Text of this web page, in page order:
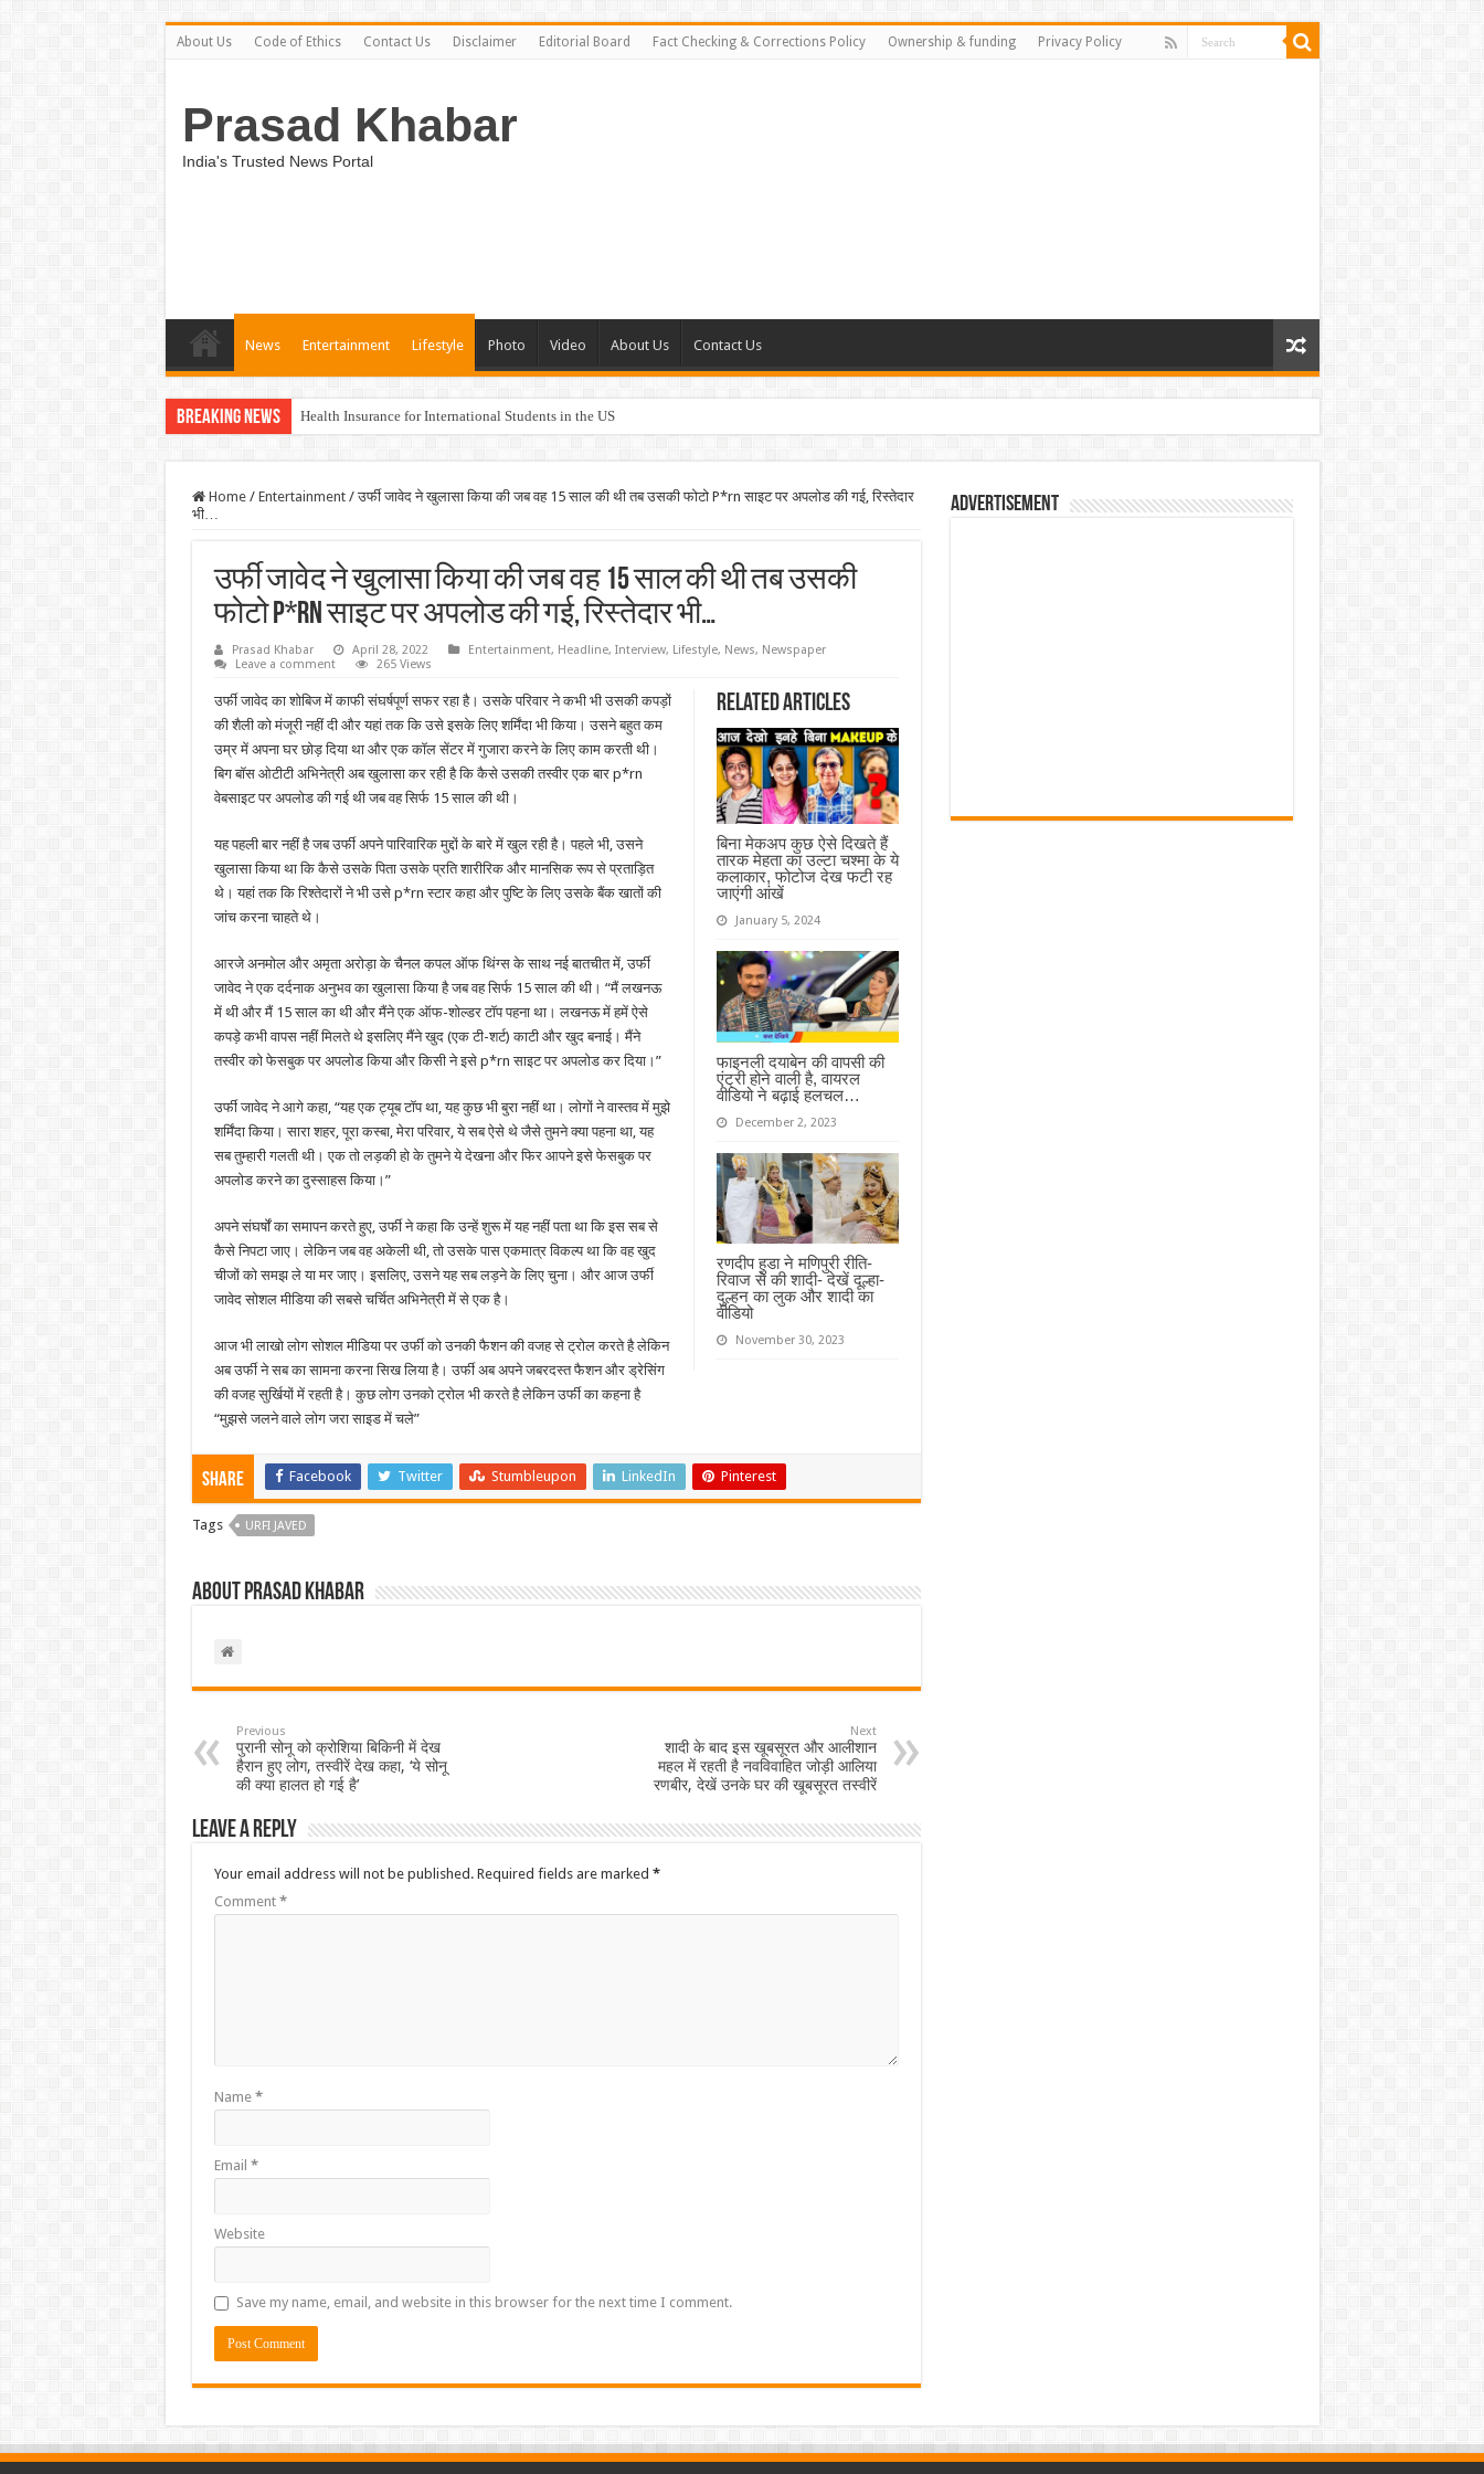
About Us Code of Ethics Contact Us Disclaimer Editorial Board Fact Checking & Corrections Policy Ownership & funding Privacy Policy
Prasad Khabar
India's Trusted News Portal
News Entertainment Lifestyle Photo Video About Us Contact Us
Breaking News Health Insurance for International Students in the US
Home / Entertainment / उर्फी जावेद ने खुलासा किया की जब वह 15 साल की थी तब उसकी फोटो P*rn साइट पर अपलोड की गई, रिस्तेदार
भी…
उर्फी जावेद ने खुलासा किया की जब वह 15 साल की थी तब उसकी
फोटो P*rn साइट पर अपलोड की गई, रिस्तेदार भी…
Prasad Khabar April 28, 2022 Entertainment, Headline, Interview, Lifestyle, News, Newspaper
Leave a comment
265 Views
Related Articles
बिना मेकअप कुछ ऐसे दिखते हैं
तारक मेहता का उल्टा चश्मा के ये
कलाकार, फोटोज देख फटी रह
जाएंगी आंखें
January 5, 2024
फाइनली दयाबेन की वापसी की
एंट्री होने वाली है, वायरल
वीडियो ने बढ़ाई हलचल…
December 2, 2023
रणदीप हुडा ने मणिपुरी रीति-
रिवाज से की शादी- देखें दूल्हा-
दुल्हन का लुक और शादी का
वीडियो
November 30, 2023
उर्फी जावेद का शोबिज में काफी संघर्षपूर्ण सफर रहा है। उसके परिवार ने कभी भी उसकी कपड़ों
की शैली को मंजूरी नहीं दी और यहां तक कि उसे इसके लिए शर्मिंदा भी किया। उसने बहुत कम
उम्र में अपना घर छोड़ दिया था और एक कॉल सेंटर में गुजारा करने के लिए काम करती थी।
बिग बॉस ओटीटी अभिनेत्री अब खुलासा कर रही है कि कैसे उसकी तस्वीर एक बार p*rn
वेबसाइट पर अपलोड की गई थी जब वह सिर्फ 15 साल की थी।
यह पहली बार नहीं है जब उर्फी अपने पारिवारिक मुद्दों के बारे में खुल रही है। पहले भी, उसने
खुलासा किया था कि कैसे उसके पिता उसके प्रति शारीरिक और मानसिक रूप से प्रताड़ित
थे। यहां तक कि रिश्तेदारों ने भी उसे p*rn स्टार कहा और पुष्टि के लिए उसके बैंक खातों की
जांच करना चाहते थे।
आरजे अनमोल और अमृता अरोड़ा के चैनल कपल ऑफ थिंग्स के साथ नई बातचीत में, उर्फी
जावेद ने एक दर्दनाक अनुभव का खुलासा किया है जब वह सिर्फ 15 साल की थी। “मैं लखनऊ
में थी और मैं 15 साल का थी और मैंने एक ऑफ-शोल्डर टॉप पहना था। लखनऊ में हमें ऐसे
कपड़े कभी वापस नहीं मिलते थे इसलिए मैंने खुद (एक टी-शर्ट) काटी और खुद बनाई। मैंने
तस्वीर को फेसबुक पर अपलोड किया और किसी ने इसे p*rn साइट पर अपलोड कर दिया।”
उर्फी जावेद ने आगे कहा, “यह एक ट्यूब टॉप था, यह कुछ भी बुरा नहीं था। लोगों ने वास्तव में मुझे
शर्मिंदा किया। सारा शहर, पूरा कस्बा, मेरा परिवार, ये सब ऐसे थे जैसे तुमने क्या पहना था, यह
सब तुम्हारी गलती थी। एक तो लड़की हो के तुमने ये देखना और फिर आपने इसे फेसबुक पर
अपलोड करने का दुस्साहस किया।”
अपने संघर्षों का समापन करते हुए, उर्फी ने कहा कि उन्हें शुरू में यह नहीं पता था कि इस सब से
कैसे निपटा जाए। लेकिन जब वह अकेली थी, तो उसके पास एकमात्र विकल्प था कि वह खुद
चीजों को समझ ले या मर जाए। इसलिए, उसने यह सब लड़ने के लिए चुना। और आज उर्फी
जावेद सोशल मीडिया की सबसे चर्चित अभिनेत्री में से एक है।
आज भी लाखो लोग सोशल मीडिया पर उर्फी को उनकी फैशन की वजह से ट्रोल करते है लेकिन
अब उर्फी ने सब का सामना करना सिख लिया है। उर्फी अब अपने जबरदस्त फैशन और ड्रेसिंग
की वजह सुर्खियों में रहती है। कुछ लोग उनको ट्रोल भी करते है लेकिन उर्फी का कहना है
“मुझसे जलने वाले लोग जरा साइड में चले”
Share Facebook Twitter Stumbleupon LinkedIn Pinterest
Tags URFI JAVED
About Prasad Khabar
Previous
पुरानी सोनू को क्रोशिया बिकिनी में देख
हैरान हुए लोग, तस्वीरें देख कहा, ‘ये सोनू
की क्या हालत हो गई है’
Next
शादी के बाद इस खूबसूरत और आलीशान
महल में रहती है नवविवाहित जोड़ी आलिया
रणबीर, देखें उनके घर की खूबसूरत तस्वीरें
Leave a Reply
Your email address will not be published. Required fields are marked *
Comment *
Name *
Email *
Website
Save my name, email, and website in this browser for the next time I comment.
Advertisement